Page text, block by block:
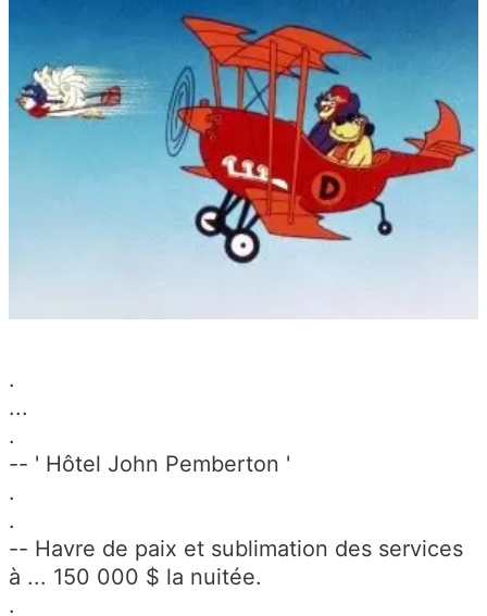
.
...
.
-- ' Hôtel John Pemberton '
.
.
-- Havre de paix et sublimation des services
à ... 150 000 $ la nuitée.
.